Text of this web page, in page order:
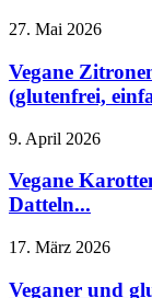
27. Mai 2026
Vegane
(glutenfrei,
9. April 2026
Vegane
Datteln...
17. März 2026
Veganer und